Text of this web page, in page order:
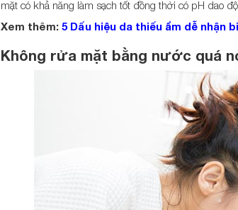
mặt có khả năng làm sạch tốt đồng thời có pH dao
Xem thêm: 5 Dấu hiệu da thiếu ẩm dễ nhận
Không rửa mặt bằng nước quá